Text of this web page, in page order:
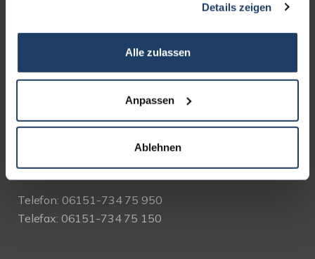
Details zeigen
Alle zulassen
Anpassen
Ablehnen
terrakon Immobilienberatung
Bad Nauheimer Straße 4
Bürozeiten:
Mo. - Fr. 9.00 - 18.00 Uhr
Sa. + So. nach Vereinbarung
Telefon: 06151-734 75 950
Telefax: 06151-734 75 150